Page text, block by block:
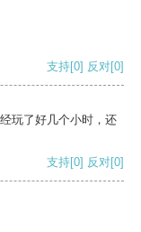
支持[0] 反对[0]
玩了好几个小时，还
支持[0] 反对[0]